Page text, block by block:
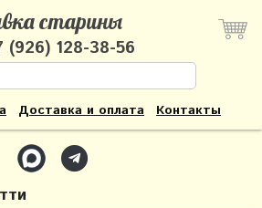
старины
(926) 128-38-56
Доставка и оплата Контакты